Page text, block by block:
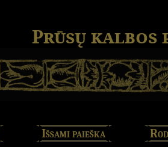
Prūsų kalbos
Išsami paieška